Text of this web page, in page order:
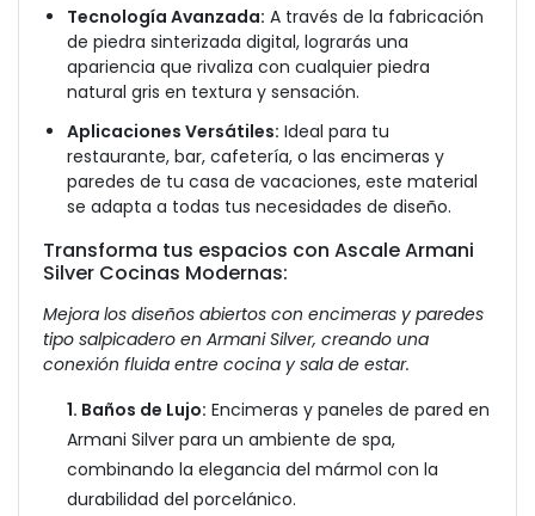
Tecnología Avanzada: A través de la fabricación
de piedra sinterizada digital, lograrás una
apariencia que rivaliza con cualquier piedra
natural gris en textura y sensación.
Aplicaciones Versátiles: Ideal para tu
restaurante, bar, cafetería, o las encimeras y
paredes de tu casa de vacaciones, este material
se adapta a todas tus necesidades de diseño.
Transforma tus espacios con Ascale Armani
Silver Cocinas Modernas:
Mejora los diseños abiertos con encimeras y paredes
tipo salpicadero en Armani Silver, creando una
conexión fluida entre cocina y sala de estar.
1. Baños de Lujo: Encimeras y paneles de pared en
Armani Silver para un ambiente de spa,
combinando la elegancia del mármol con la
durabilidad del porcelánico.